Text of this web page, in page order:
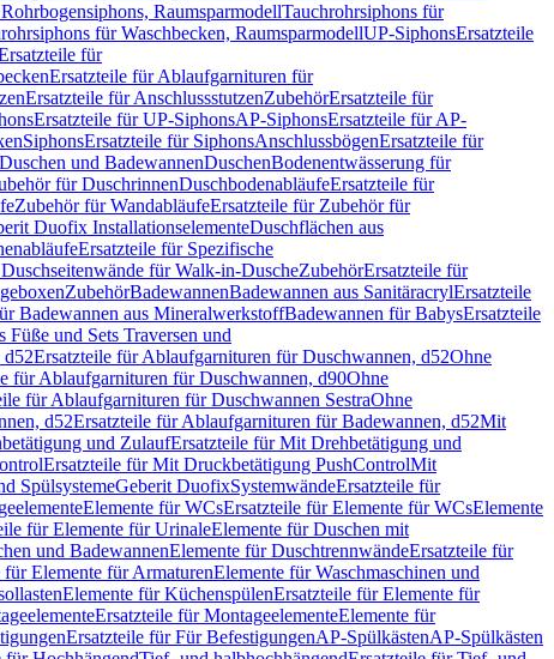
RaumsparmodellTauchrohrsiphons für
für Waschbecken, RaumsparmodellUP-SiphonsErsatzteile
für
Ersatzteile für Ablaufgarnituren für
Ersatzteile für AnschlussstutzenZubehörErsatzteile für
Ersatzteile für UP-SiphonsAP-SiphonsErsatzteile für AP-
SiphonsErsatzteile für SiphonsAnschlussbögenErsatzteile für
Duschen und BadewannenDuschenBodenentwässerung für
für DuschrinnenDuschbodenabläufeErsatzteile für
Zubehör für WandabläufeErsatzteile für Zubehör für
Duofix InstallationselementeDuschflächen aus
Ersatzteile für Spezifische
für Walk-in-DuscheZubehörErsatzteile für
ZubehörBadewannenBadewannen aus SanitäracrylErsatzteile
Badewannen aus MineralwerkstoffBadewannen für BabysErsatzteile
Füße und Sets Traversen und
Ersatzteile für Ablaufgarnituren für Duschwannen, d52Ohne
für Ablaufgarnituren für Duschwannen, d90Ohne
für Ablaufgarnituren für Duschwannen SestraOhne
d52Ersatzteile für Ablaufgarnituren für Badewannen, d52Mit
und ZulaufErsatzteile für Mit Drehbetätigung und
Ersatzteile für Mit Druckbetätigung PushControlMit
SpülsystemeGeberit DuofixSystemwändeErsatzteile für
Elemente für WCsErsatzteile für Elemente für WCsElemente
für Elemente für UrinaleElemente für Duschen mit
und BadewannenElemente für DuschtrennwändeErsatzteile für
für Elemente für ArmaturenElemente für Waschmaschinen und
Elemente für KüchenspülenErsatzteile für Elemente für
Ersatzteile für MontageelementeElemente für
Ersatzteile für Für BefestigungenAP-SpülkästenAP-Spülkästen